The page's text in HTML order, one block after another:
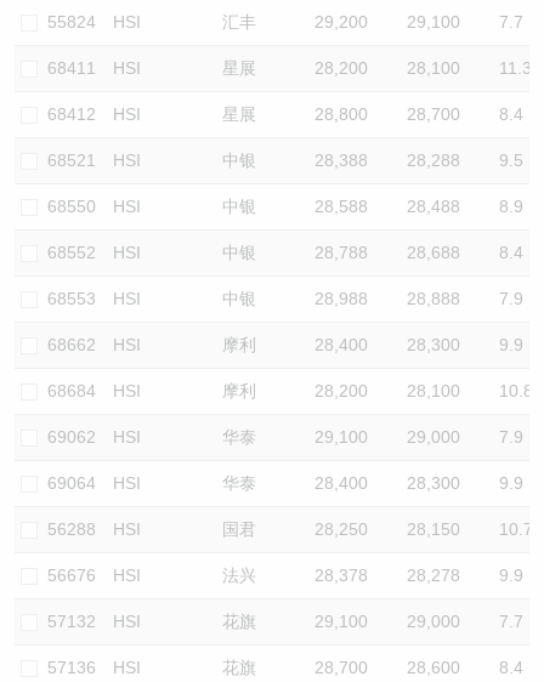
55824 HSI 汇丰 29,200 29,100 7.7
68411 HSI 星展 28,200 28,100 11.3
68412 HSI 星展 28,800 28,700 8.4
68521 HSI 中银 28,388 28,288 9.5
68550 HSI 中银 28,588 28,488 8.9
68552 HSI 中银 28,788 28,688 8.4
68553 HSI 中银 28,988 28,888 7.9
68662 HSI 摩利 28,400 28,300 9.9
68684 HSI 摩利 28,200 28,100 10.8
69062 HSI 华泰 29,100 29,000 7.9
69064 HSI 华泰 28,400 28,300 9.9
56288 HSI 国君 28,250 28,150 10.7
56676 HSI 法兴 28,378 28,278 9.9
57132 HSI 花旗 29,100 29,000 7.7
57136 HSI 花旗 28,700 28,600 8.4